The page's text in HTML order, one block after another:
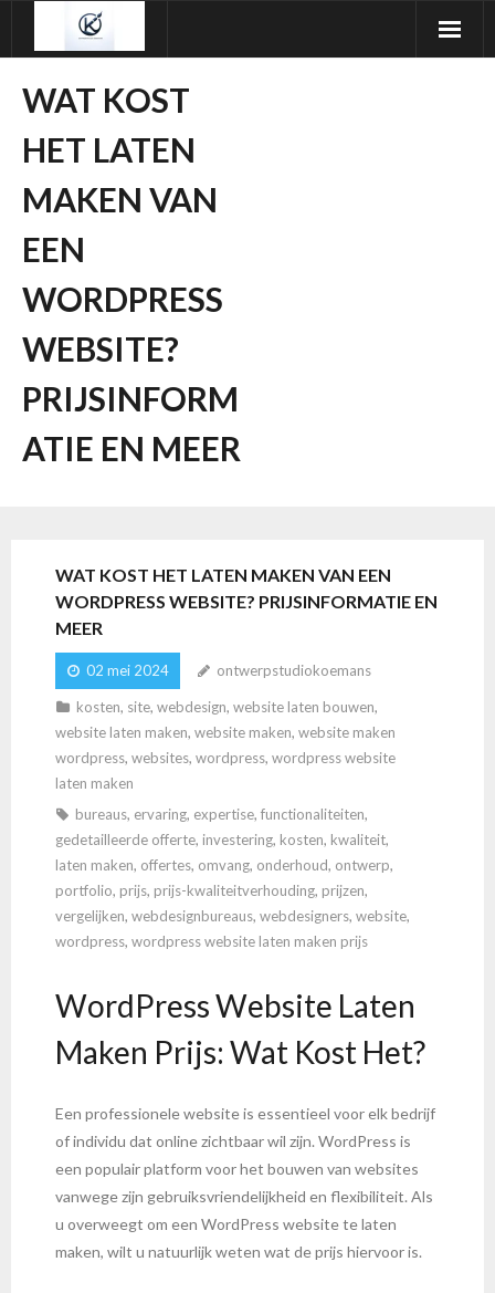
inhoudWAT KOST
HET LATEN
MAKEN VAN
EEN
WORDPRESS
WEBSITE?
PRIJSINFORM
ATIE EN MEER
WAT KOST HET LATEN MAKEN VAN EEN
WORDPRESS WEBSITE? PRIJSINFORMATIE EN
MEER
02 mei 2024 ontwerpstudiokoemans
kosten, site, webdesign, website laten bouwen,
website laten maken, website maken, website maken
wordpress, websites, wordpress, wordpress website
laten maken
bureaus, ervaring, expertise, functionaliteiten,
gedetailleerde offerte, investering, kosten, kwaliteit,
laten maken, offertes, omvang, onderhoud, ontwerp,
portfolio, prijs, prijs-kwaliteitverhouding, prijzen,
vergelijken, webdesignbureaus, webdesigners, website,
wordpress, wordpress website laten maken prijs
WordPress Website Laten
Maken Prijs: Wat Kost Het?
Een professionele website is essentieel voor elk bedrijf
of individu dat online zichtbaar wil zijn. WordPress is
een populair platform voor het bouwen van websites
vanwege zijn gebruiksvriendelijkheid en flexibiliteit. Als
u overweegt om een WordPress website te laten
maken, wilt u natuurlijk weten wat de prijs hiervoor is.